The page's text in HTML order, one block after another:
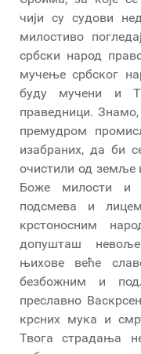
чији су судови
милостиво
србски народ
мучење србског
буду мучени и
праведници.
премудром
изабраних, да би
очистили од земље
Боже милости и
подсмева и
крстоносним
допушташ
њихове веће
безбожним и
преславно
крсних мука и
Твога страдања